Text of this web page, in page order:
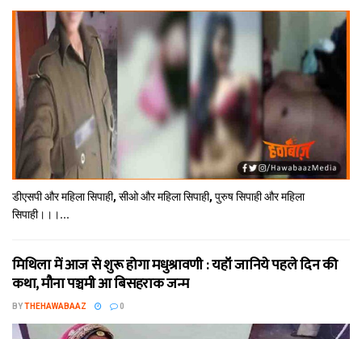
डीएसपी और महिला सिपाही, सीओ और महिला सिपाही, पुरुष सिपाही और महिला
सिपाही।।।...
मिथि‍ला में आज से शुरू होगा मधुश्रावणी : यहॉं जानिये पहले दिन की
कथा, मौना पञ्चमी आ बिसहराक जन्म
BYTHEHAWABAAZ 0